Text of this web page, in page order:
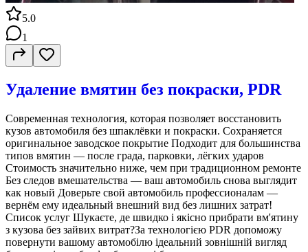
5.0
1
Удаление вмятин без покраски, PDR
Современная технология, которая позволяет восстановить
кузов автомобиля без шпаклёвки и покраски. Сохраняется
оригинальное заводское покрытие Подходит для большинства
типов вмятин — после града, парковки, лёгких ударов
Стоимость значительно ниже, чем при традиционном ремонте
Без следов вмешательства — ваш автомобиль снова выглядит
как новый Доверьте свой автомобиль профессионалам —
вернём ему идеальный внешний вид без лишних затрат!
Список услуг Шукаєте, де швидко і якісно прибрати вм'ятину
з кузова без зайвих витрат?За технологією PDR допоможу
повернути вашому автомобілю ідеальний зовнішній вигляд